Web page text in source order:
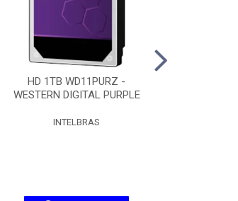
HD 1TB WD11PURZ -
WESTERN DIGITAL PURPLE
INTELBRAS